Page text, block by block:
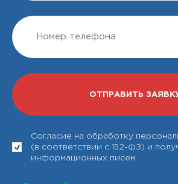
Согласие на обработку
(в соответствии с 152-ФЗ) и
информационных писем